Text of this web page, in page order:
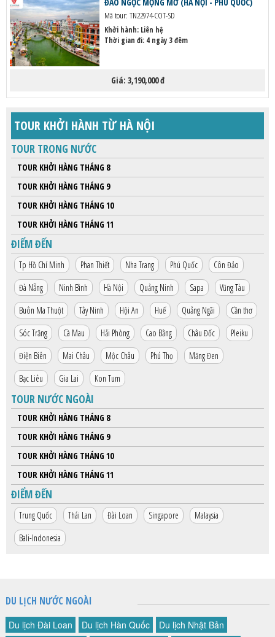
HỘP THƯ GÓP Ý
PROFILE HƯỚNG DẪN VIÊN
TUYỂN DỤNG
LIÊN HỆ
ĐẢO NGỌC MỘNG MƠ (HÀ NỘI - PHÚ QUỐC)
Mã tour: TN22974-COT-SD
Khởi hành: Liên hệ
Thời gian đi: 4 ngày 3 đêm
Giá: 3,190,000 đ
TOUR KHỞI HÀNH TỪ HÀ NỘI
TOUR TRONG NƯỚC
TOUR KHỞI HÀNG THÁNG 8
TOUR KHỞI HÀNG THÁNG 9
TOUR KHỞI HÀNG THÁNG 10
TOUR KHỞI HÀNG THÁNG 11
ĐIỂM ĐẾN
Tp Hồ Chí Minh Phan Thiết Nha Trang Phú Quốc
Côn Đảo
Đà Nẵng
Ninh Bình Hà Nội Quảng Ninh Sapa
Vũng Tàu
Buôn Ma Thuột
Tây Ninh Hội An Huế Quảng Ngãi
Cần thơ
Sóc Trăng
Cà Mau Hải Phòng Cao Bằng Châu Đốc
Pleiku
Điện Biên
Mai Châu Mộc Châu Phú Thọ
Măng Đen
Bạc Liêu
Gia Lai Kon Tum
TOUR NƯỚC NGOÀI
TOUR KHỞI HÀNG THÁNG 8
TOUR KHỞI HÀNG THÁNG 9
TOUR KHỞI HÀNG THÁNG 10
TOUR KHỞI HÀNG THÁNG 11
ĐIỂM ĐẾN
Trung Quốc Thái Lan Đài Loan Singapore
Malaysia
Bali-Indonesia
DU LỊCH NƯỚC NGOÀI
Du lịch Đài Loan Du lịch Hàn Quốc
Du lịch Nhật Bản